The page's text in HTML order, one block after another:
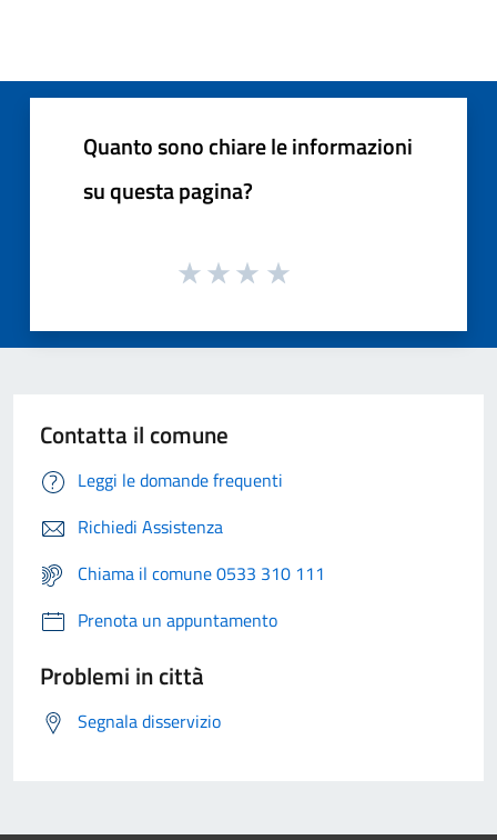
Quanto sono chiare le informazioni
su questa pagina?
Contatta il comune
Leggi le domande frequenti
Richiedi Assistenza
Chiama il comune 0533 310 111
Prenota un appuntamento
Problemi in città
Segnala disservizio